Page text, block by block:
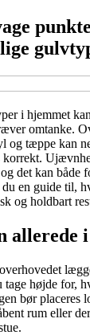
i hjemmet
omtanke.
og tæppe kan
det kan både
en guide til,
og holdbart
allerede i
højde for,
bør placeres
rum eller